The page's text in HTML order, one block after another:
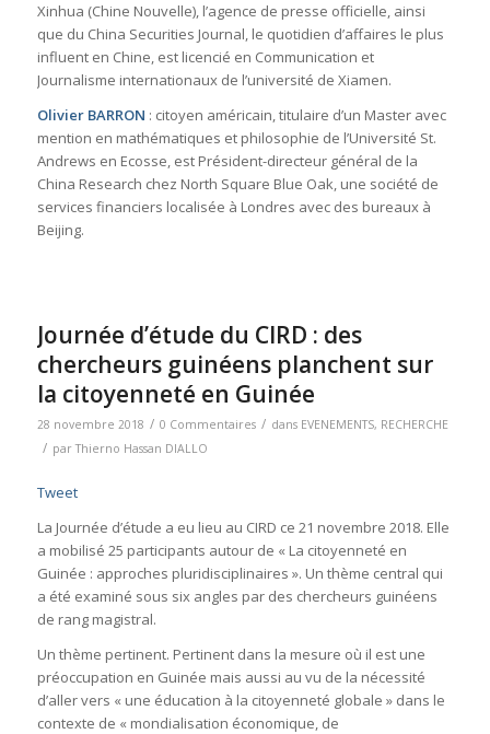
Xinhua (Chine Nouvelle), l’agence de presse officielle, ainsi
que du China Securities Journal, le quotidien d’affaires le plus
influent en Chine, est licencié en Communication et
Journalisme internationaux de l’université de Xiamen.
Olivier BARRON : citoyen américain, titulaire d’un Master avec
mention en mathématiques et philosophie de l’Université St.
Andrews en Ecosse, est Président-directeur général de la
China Research chez North Square Blue Oak, une société de
services financiers localisée à Londres avec des bureaux à
Beijing.
Journée d’étude du CIRD : des
chercheurs guinéens planchent sur
la citoyenneté en Guinée
28 novembre 2018 / 0 Commentaires / dans EVENEMENTS, RECHERCHE
/ parThierno Hassan DIALLO
Tweet
La Journée d’étude a eu lieu au CIRD ce 21 novembre 2018. Elle
a mobilisé 25 participants autour de « La citoyenneté en
Guinée : approches pluridisciplinaires ». Un thème central qui
a été examiné sous six angles par des chercheurs guinéens
de rang magistral.
Un thème pertinent. Pertinent dans la mesure où il est une
préoccupation en Guinée mais aussi au vu de la nécessité
d’aller vers « une éducation à la citoyenneté globale » dans le
contexte de « mondialisation économique, de